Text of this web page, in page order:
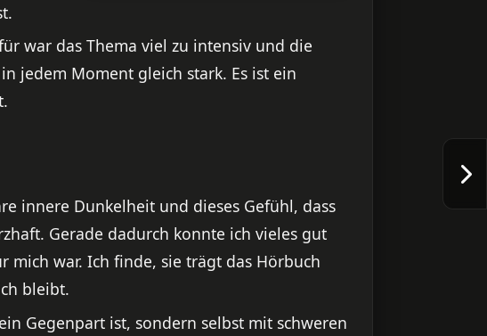
war das Thema viel zu intensiv und die
jedem Moment gleich stark. Es ist ein
innere Dunkelheit und dieses Gefühl, dass
Gerade dadurch konnte ich vieles gut
war. Ich finde, sie trägt das Hörbuch
bleibt.
Gegenpart ist, sondern selbst mit schweren